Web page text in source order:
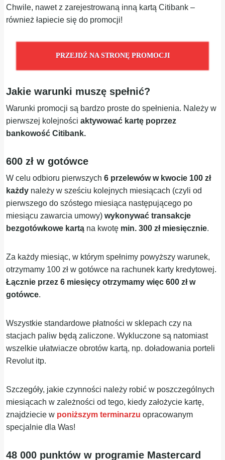
Chwile, nawet z zarejestrowaną inną kartą Citibank –
również łapiecie się do promocji!
PRZEJDŹ NA STRONĘ PROMOCJI
Jakie warunki muszę spełnić?
Warunki promocji są bardzo proste do spełnienia. Należy w
pierwszej kolejnościaktywować kartę poprzez
bankowość Citibank.
600 zł w gotówce
W celu odbioru pierwszych6 przelewów w kwocie 100 zł
każdy należy w sześciu kolejnych miesiącach (czyli od
pierwszego do szóstego miesiąca następującego po
miesiącu zawarcia umowy)wykonywać transakcje
bezgotówkowe kartą na kwotę min. 300 zł miesięcznie.
Za każdy miesiąc, w którym spełnimy powyższy warunek,
otrzymamy 100 zł w gotówce na rachunek karty kredytowej.
Łącznie przez 6 miesięcy otrzymamy więc 600 zł w
gotówce.
Wszystkie standardowe płatności w sklepach czy na
stacjach paliw będą zaliczone. Wykluczone są natomiast
wszelkie ułatwiacze obrotów kartą, np. doładowania porteli
Revolut itp.
Szczegóły, jakie czynności należy robić w poszczególnych
miesiącach w zależności od tego, kiedy założycie kartę,
znajdziecie w poniższym terminarzu opracowanym
specjalnie dla Was!
48 000 punktów w programie Mastercard